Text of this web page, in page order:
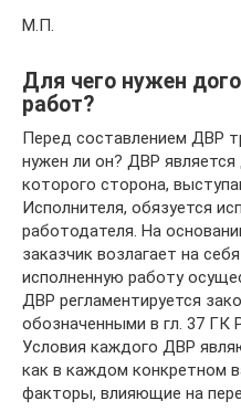
М.П.
Для чего нужен
работ?
Перед составлением ДВР
нужен ли он? ДВР
которого сторона,
Исполнителя, обязуется
работодателя. На
заказчик возлагает на
исполненную работу
ДВР регламентируется
обозначенными в гл. 37 ГК
Условия каждого ДВР
как в каждом конкретном
факторы, влияющие на